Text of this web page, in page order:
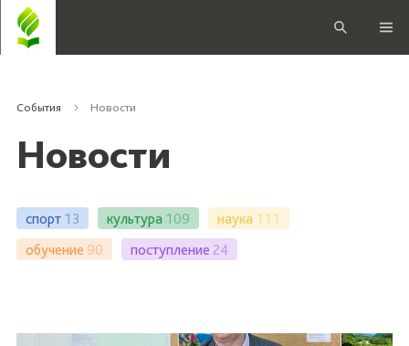
События Новости
Новости
спорт 13 культура 109 наука 111
обучение 90 поступление 24